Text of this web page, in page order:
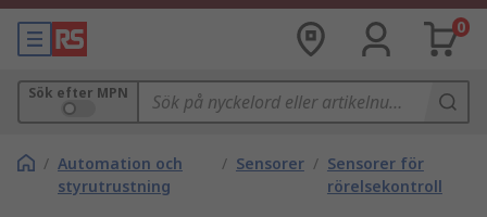
0
Sök efter MPN
/ Automation och
styrutrustning
/ Sensorer / Sensorer för
rörelsekontroll